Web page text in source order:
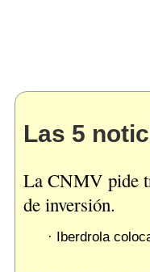
Las 5
La CNMV pide
de inversión.
· Iberdrola